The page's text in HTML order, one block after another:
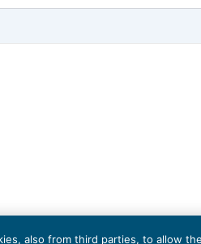
also from third parties, to allow